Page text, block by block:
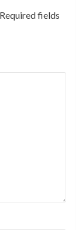
Required fields